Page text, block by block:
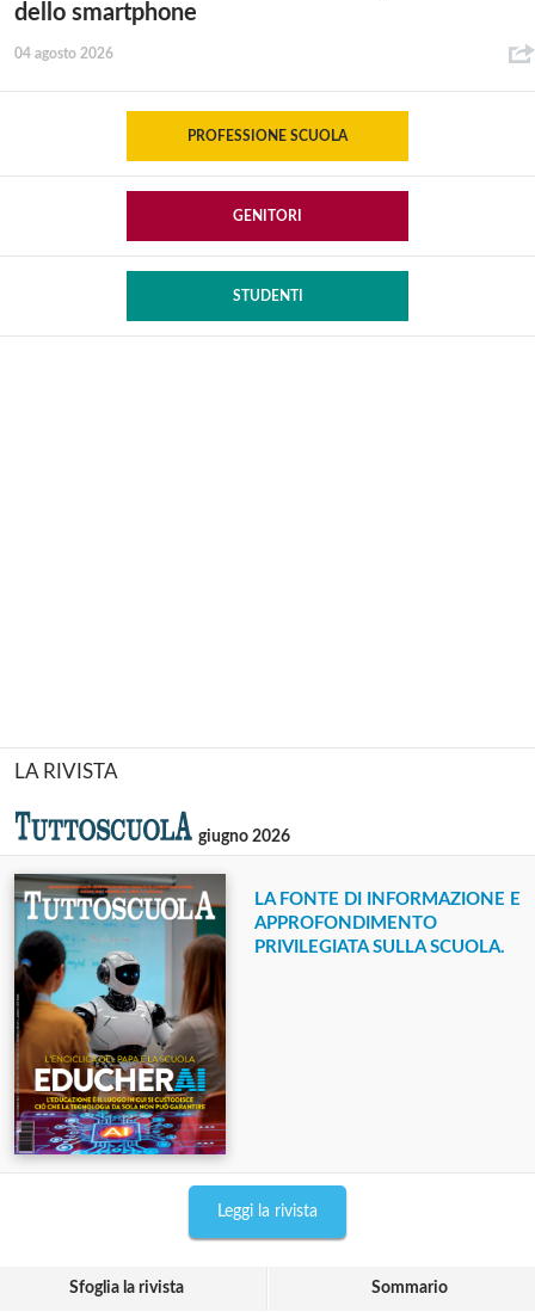
dello smartphone
04 agosto 2026
PROFESSIONE SCUOLA
GENITORI
STUDENTI
LA RIVISTA
giugno 2026
LA FONTE DI INFORMAZIONE E
APPROFONDIMENTO
PRIVILEGIATA SULLA SCUOLA.
Leggi la rivista
Sfoglia la rivista Sommario